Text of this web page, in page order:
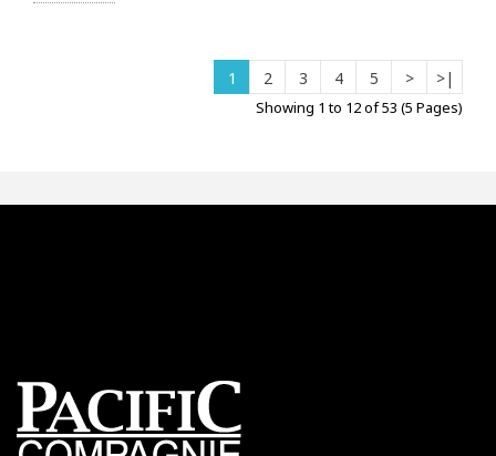
1 2 3 4 5 > >|
Showing 1 to 12 of 53 (5 Pages)